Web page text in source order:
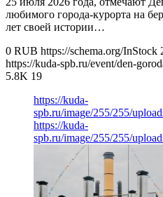
любимого города-курорта на
лет своей истории…
0 RUB https://schema.org/InStock
https://kuda-spb.ru/event/den-
5.8K 19
https://kuda-
spb.ru/image/255/255/
https://kuda-
spb.ru/image/255/255/